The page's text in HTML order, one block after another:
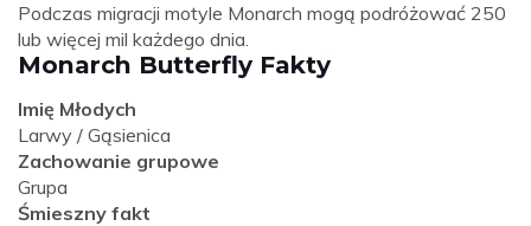
Podczas migracji motyle Monarch mogą podróżować 250
lub więcej mil każdego dnia.
Monarch Butterfly Fakty
Imię Młodych
Larwy / Gąsienica
Zachowanie grupowe
Grupa
Śmieszny fakt